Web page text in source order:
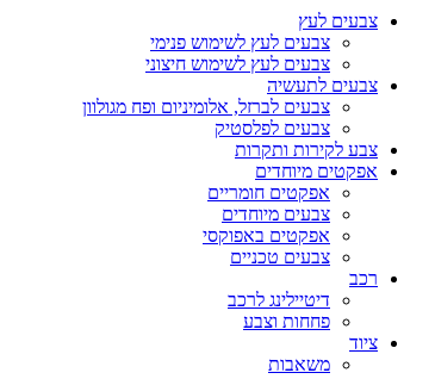
צבעים לעץ
צבעים לעץ לשימוש פנימי
צבעים לעץ לשימוש חיצוני
צבעים לתעשיה
צבעים לברזל, אלומיניום ופח מגולוון
צבעים לפלסטיק
צבע לקירות ותקרות
אפקטים מיוחדים
אפקטים חומריים
צבעים מיוחדים
אפקטים באפוקסי
צבעים טכניים
רכב
דיטיילינג לרכב
פחחות וצבע
ציוד
משאבות